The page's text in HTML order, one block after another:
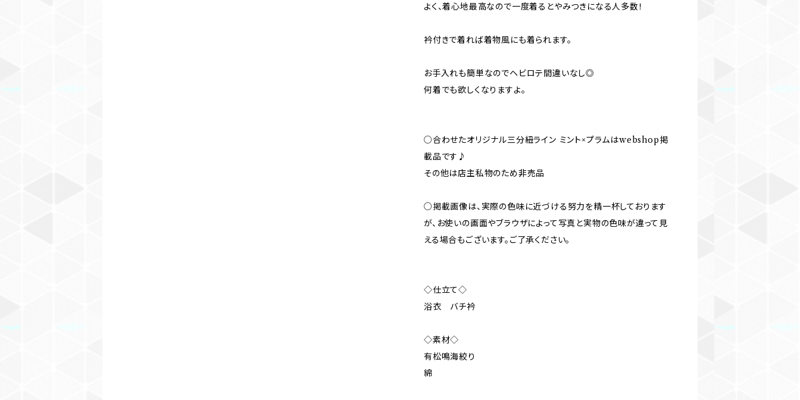
よく、着心地最高なので一度着るとやみつきになる人多数！
衿付きで着れば着物風にも着られます。
お手入れも簡単なのでヘビロテ間違いなし◎
何着でも欲しくなりますよ。
○合わせたオリジナル三分紐ライン ミント×プラムはwebshop掲
載品です♪
その他は店主私物のため非売品
○掲載画像は、実際の色味に近づける努力を精一杯しております
が、お使いの画面やブラウザによって写真と実物の色味が違って見
える場合もございます。ご了承ください。
◇仕立て◇
浴衣 バチ衿
◇素材◇
有松鳴海絞り
綿